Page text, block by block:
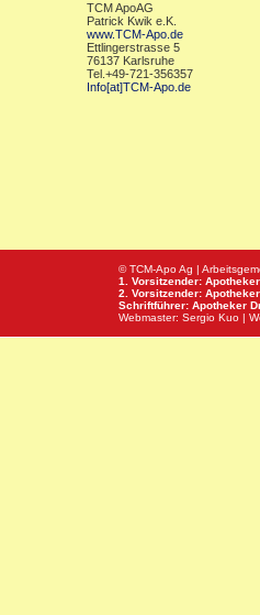
TCM ApoAG
Patrick Kwik e.K.
www.TCM-Apo.de
Ettlingerstrasse 5
76137 Karlsruhe
Tel.+49-721-356357
Info[at]TCM-Apo.de
© TCM-Apo Ag |
1. Vorsitzender:
2. Vorsitzender:
Schriftführer: Apotheker
Webmaster: Sergio Kuo |